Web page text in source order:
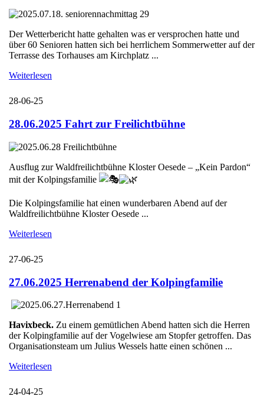
Der Wetterbericht hatte gehalten was er versprochen hatte und
über 60 Senioren hatten sich bei herrlichem Sommerwetter auf der
Terrasse des Torhauses am Kirchplatz ...
Weiterlesen
28-06-25
28.06.2025 Fahrt zur Freilichtbühne
Ausflug zur Waldfreilichtbühne Kloster Oesede – „Kein Pardon“
mit der Kolpingsfamilie
Die Kolpingsfamilie hat einen wunderbaren Abend auf der
Waldfreilichtbühne Kloster Oesede ...
Weiterlesen
27-06-25
27.06.2025 Herrenabend der Kolpingfamilie
Havixbeck. Zu einem gemütlichen Abend hatten sich die Herren
der Kolpingfamilie auf der Vogelwiese am Stopfer getroffen. Das
Organisationsteam um Julius Wessels hatte einen schönen ...
Weiterlesen
24-04-25